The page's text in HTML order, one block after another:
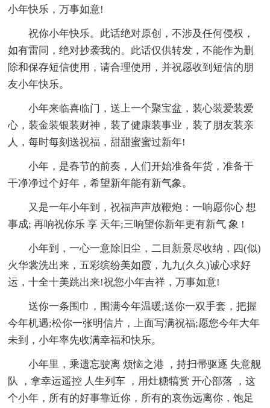
小年快乐，万事如意!
祝你小年快乐。此话绝对原创，不涉及任何侵权，
如有雷同，绝对抄袭我的。此话仅供转发，不能作为删
除和保存短信使用，请合理使用，并祝愿收到短信的朋
友小年快乐。
小年来临喜临门，送上一个聚宝盆，装心装爱装爱
心，装金装银装财神，装了健康装事业，装了朋友装亲
人，每时每刻送祝福，甜甜蜜蜜过新年!
小年，是春节的前奏，人们开始准备年货，准备干
干净净过个好年，希望新年能有新气象。
又是一年小年到，祝福声声放鞭炮：一响愿你心 想
事成; 再响祝你乐 享 天年;三响望你新年更有新气 象 !
小年到，一心一意除旧尘，二目新景尽收纳，四(似)
火华裳洗出来，五彩缤纷美如霞，九九(久久)诚心求好
运，十全十美跳出来!祝您小年吉祥，万事如意!
送你一条围巾，围满今年温暖;送你一双手套，把握
今年机遇;松你一张明信片，上面写满祝福;愿您今年大年
未到，小年率先收满幸福和快乐。
小年里，乘遗忘驶离 烦恼之港 ，持扫帚驱逐 失意舰
队 ，拿幸运遥控 人生列车 ，用灶糖犒赏 开心部落 ，这
个小年，所有的好事靠近你，所有的哀伤远离你，饱足